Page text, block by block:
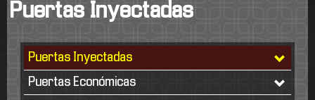
Puertas Inyectadas
Puertas Inyectadas
Puertas Económicas